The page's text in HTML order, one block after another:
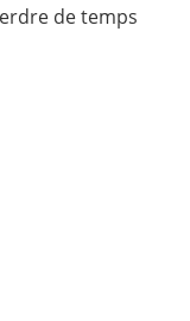
de temps